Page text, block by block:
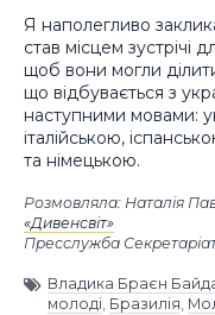
Я наполегливо
став місцем зустрічі
щоб вони могли
що відбувається з
наступними мовами:
італійською,
та німецькою.
Розмовляла: Наталія
«Дивенсвіт»
Пресслужба
Владика Браєн
молоді, Бразилія,